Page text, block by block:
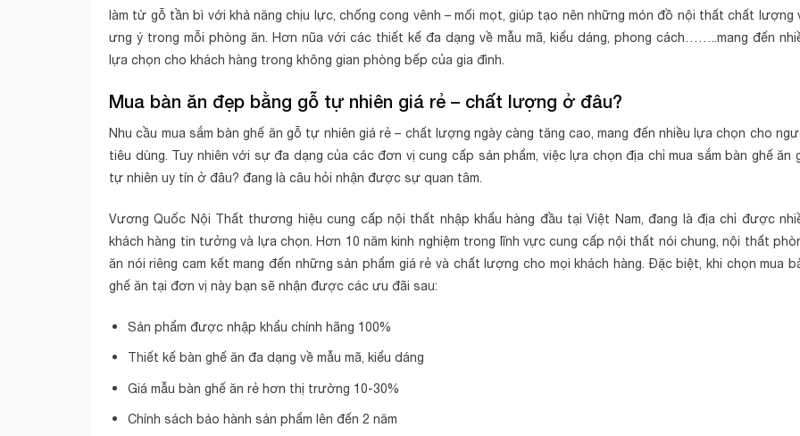
làm từ gỗ tần bì với khả năng chịu lực, chống cong vênh – mối mọt, giúp tạo nên những món đồ nội thất chất lượng
ưng ý trong mỗi phòng ăn. Hơn nũa với các thiết kế đa dạng về mẫu mã, kiểu dáng, phong cách……..mang đến
lựa chọn cho khách hàng trong không gian phòng bếp của gia đình.
Mua bàn ăn đẹp bằng gỗ tự nhiên giá rẻ – chất lượng ở đâu?
Nhu cầu mua sắm bàn ghế ăn gỗ tự nhiên giá rẻ – chất lượng ngày càng tăng cao, mang đến nhiều lựa chọn cho
tiêu dùng. Tuy nhiên với sự đa dạng của các đơn vị cung cấp sản phẩm, việc lựa chọn địa chỉ mua sắm bàn ghế ăn
tự nhiên uy tín ở đâu? đang là câu hỏi nhận được sự quan tâm.
Vương Quốc Nội Thất thương hiệu cung cấp nội thất nhập khẩu hàng đầu tại Việt Nam, đang là địa chỉ được
khách hàng tin tưởng và lựa chọn. Hơn 10 năm kinh nghiệm trong lĩnh vực cung cấp nội thất nói chung, nội thất
ăn nói riêng cam kết mang đến những sản phẩm giá rẻ và chất lượng cho mọi khách hàng. Đặc biệt, khi chọn mua
ghế ăn tại đơn vị này bạn sẽ nhận được các ưu đãi sau:
Sản phẩm được nhập khẩu chính hãng 100%
Thiết kế bàn ghế ăn đa dạng về mẫu mã, kiểu dáng
Giá mẫu bàn ghế ăn rẻ hơn thị trường 10-30%
Chính sách bảo hành sản phẩm lên đến 2 năm